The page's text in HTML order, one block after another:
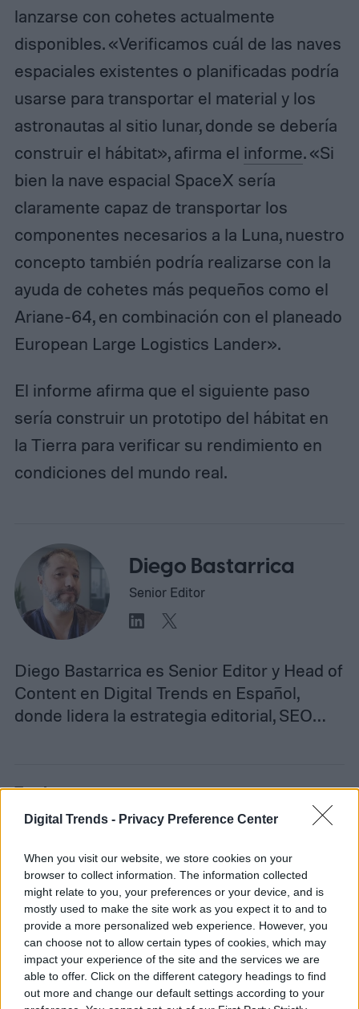
Digital Trends - Privacy Preference Center
When you visit our website, we store cookies on your
browser to collect information. The information collected
might relate to you, your preferences or your device, and is
mostly used to make the site work as you expect it to and to
provide a more personalized web experience. However, you
can choose not to allow certain types of cookies, which may
impact your experience of the site and the services we are
able to offer. Click on the different category headings to find
out more and change our default settings according to your
lanzarse con cohetes actualmente
disponibles. «Verificamos cuál de las naves
espaciales existentes o planificadas podría
usarse para transportar el material y los
astronautas al sitio lunar, donde se debería
construir el hábitat», afirma el informe. «Si
bien la nave espacial SpaceX sería
claramente capaz de transportar los
componentes necesarios a la Luna, nuestro
concepto también podría realizarse con la
ayuda de cohetes más pequeños como el
Ariane-64, en combinación con el planeado
European Large Logistics Lander».
El informe afirma que el siguiente paso
sería construir un prototipo del hábitat en
la Tierra para verificar su rendimiento en
condiciones del mundo real.
Diego Bastarrica
Senior Editor
Diego Bastarrica es Senior Editor y Head of
Content en Digital Trends en Español,
donde lidera la estrategia editorial, SEO…
Topics
ESPACIO
El telescopio espacial